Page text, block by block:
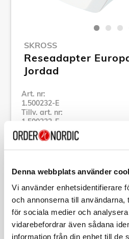
Denna webbplats använder
Vi använder enhetsidentifierare
och annonserna till användarna,
för sociala medier och
vidarebefordrar även sådana
information från din enhet till de
SKROSS
Reseadapter
Jordad
Art. nr:
1.500232-E
Tillv. art. nr:
1.500232-E
Se alla produkter inom SKROSS
Specifikation
Beskrivning
Art. nr:1.500232-E